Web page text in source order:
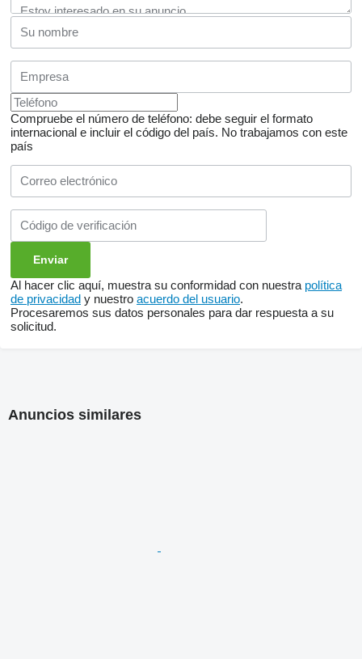
Compruebe el número de teléfono: debe seguir el formato
internacional e incluir el código del país. No trabajamos con este
país
Al hacer clic aquí, muestra su conformidad con nuestra política
de privacidad y nuestro acuerdo del usuario.
Procesaremos sus datos personales para dar respuesta a su
solicitud.
Anuncios similares